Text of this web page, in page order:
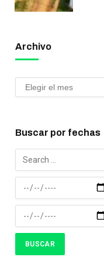
Archivo
Buscar por fechas